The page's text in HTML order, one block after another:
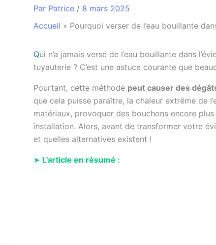
Par Patrice / 8 mars 2025
Accueil » Pourquoi verser de l’eau bouillante
Qui n’a jamais versé de l’eau bouillante dans
tuyauterie ? C’est une astuce courante que
Pourtant, cette méthode peut causer des
que cela puisse paraître, la chaleur extrême de
matériaux, provoquer des bouchons encore
installation. Alors, avant de transformer votre
et quelles alternatives existent !
➤ L’article en résumé :